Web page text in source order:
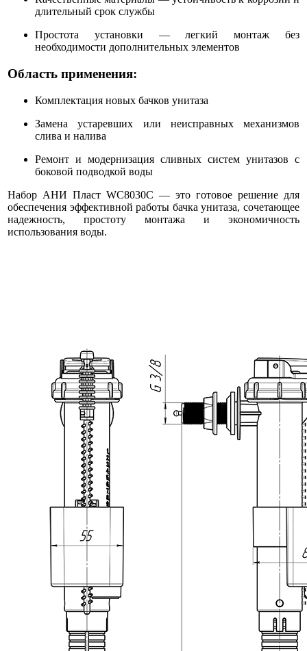
длительный срок службы
Простота установки — легкий монтаж без
необходимости дополнительных элементов
Область применения:
Комплектация новых бачков унитаза
Замена устаревших или неисправных механизмов
слива и налива
Ремонт и модернизация сливных систем унитазов с
боковой подводкой воды
Набор АНИ Пласт WC8030C — это готовое решение для
обеспечения эффективной работы бачка унитаза, сочетающее
надежность, простоту монтажа и экономичность
использования воды.